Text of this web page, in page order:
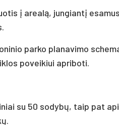
į arealą, jungiantį
parko planavimo
poveikiui apriboti.
su 50 sodybų, taip pat